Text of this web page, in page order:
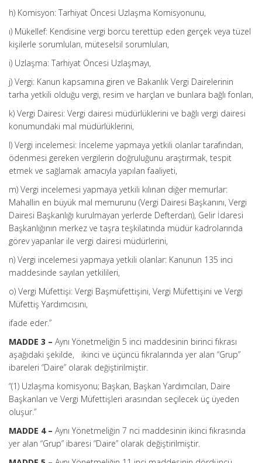
h) Komisyon: Tarhiyat Öncesi Uzlaşma Komisyonunu,
ı) Mükellef: Kendisine vergi borcu terettüp eden gerçek veya tüzel
kişilerle sorumluları, müteselsil sorumluları,
i) Uzlaşma: Tarhiyat Öncesi Uzlaşmayı,
j) Vergi: Kanun kapsamına giren ve Bakanlık Vergi Dairelerinin
tarha yetkili olduğu vergi, resim ve harçları ve bunlara bağlı fonları,
k) Vergi Dairesi: Vergi dairesi müdürlüklerini ve bağlı vergi dairesi
konumundaki mal müdürlüklerini,
l) Vergi incelemesi: İnceleme yapmaya yetkili olanlar tarafından,
ödenmesi gereken vergilerin doğruluğunu araştırmak, tespit
etmek ve sağlamak amacıyla yapılan faaliyeti,
m) Vergi incelemesi yapmaya yetkili kılınan diğer memurlar:
Mahallin en büyük mal memurunu (Vergi Dairesi Başkanını, Vergi
Dairesi Başkanlığı kurulmayan yerlerde Defterdarı), Gelir İdaresi
Başkanlığının merkez ve taşra teşkilatında müdür kadrolarında
görev yapanlar ile vergi dairesi müdürlerini,
n) Vergi incelemesi yapmaya yetkili olanlar: Kanunun 135 inci
maddesinde sayılan yetkilileri,
o) Vergi Müfettişi: Vergi Başmüfettişini, Vergi Müfettişini ve Vergi
Müfettiş Yardımcısını,
ifade eder.”
MADDE 3 – Aynı Yönetmeliğin 5 inci maddesinin birinci fıkrası
aşağıdaki şekilde, ikinci ve üçüncü fıkralarında yer alan “Grup”
ibareleri “Daire” olarak değiştirilmiştir.
“(1) Uzlaşma komisyonu; Başkan, Başkan Yardımcıları, Daire
Başkanları ve Vergi Müfettişleri arasından seçilecek üç üyeden
oluşur.”
MADDE 4 – Aynı Yönetmeliğin 7 nci maddesinin ikinci fıkrasında
yer alan “Grup” ibaresi “Daire” olarak değiştirilmiştir.